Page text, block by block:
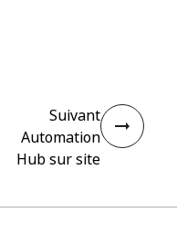
Suivant
Automation
Hub sur site